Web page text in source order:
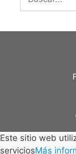
Este sitio web
serviciosMás